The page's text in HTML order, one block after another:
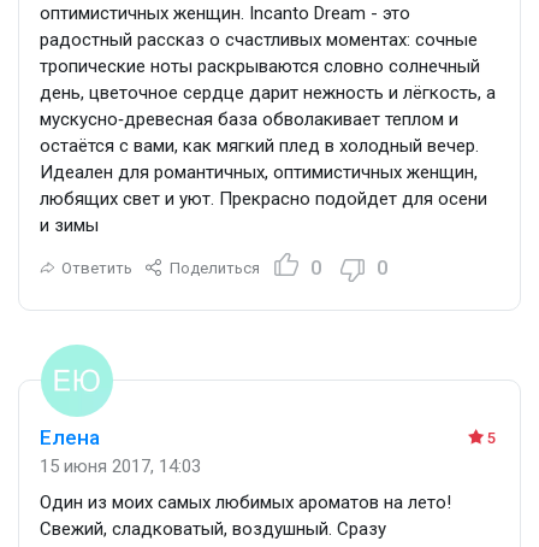
оптимистичных женщин. Incanto Dream - это
радостный рассказ о счастливых моментах: сочные
тропические ноты раскрываются словно солнечный
день, цветочное сердце дарит нежность и лёгкость, а
мускусно‑древесная база обволакивает теплом и
остаётся с вами, как мягкий плед в холодный вечер.
Идеален для романтичных, оптимистичных женщин,
любящих свет и уют. Прекрасно подойдет для осени
и зимы
Ответить Поделиться 0 0
5
Елена
15 июня 2017, 14:03
Один из моих самых любимых ароматов на лето!
Свежий, сладковатый, воздушный. Сразу